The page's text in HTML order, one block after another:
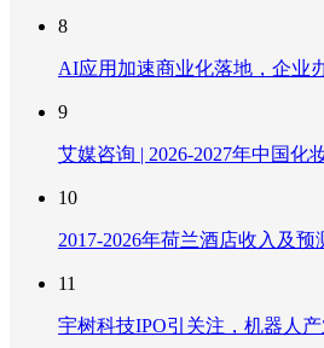
8
AI应用加速商业化落地，企业
9
艾媒咨询 | 2026-2027年中国
10
2017-2026年荷兰酒店收入及
11
宇树科技IPO引关注，机器人